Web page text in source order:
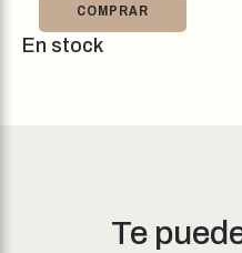
COMPRAR
En stock
Te